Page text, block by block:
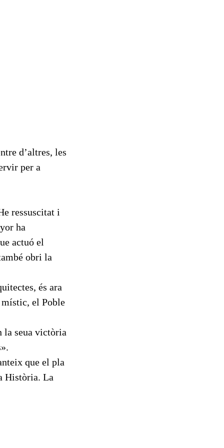
d’altres, les
per a
ressuscitat i
ha
actuó el
obri la
és ara
el Poble
la seua victòria
que el pla
Història. La